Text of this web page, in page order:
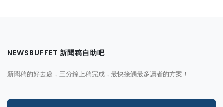
NEWSBUFFET 新聞稿自助吧
新聞稿的好去處，三分鐘上稿完成，最快接觸最多讀者的方案！